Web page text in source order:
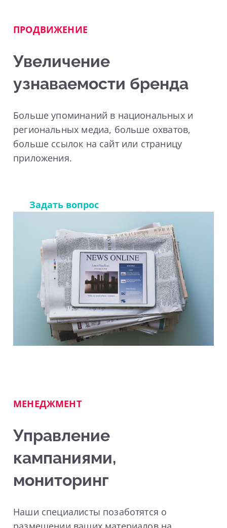
ПРОДВИЖЕНИЕ
Увеличение
узнаваемости бренда
Больше упоминаний в национальных и
региональных медиа, больше охватов,
больше ссылок на сайт или страницу
приложения.
Задать вопрос
МЕНЕДЖМЕНТ
Управление
кампаниями,
мониторинг
Наши специалисты позаботятся о